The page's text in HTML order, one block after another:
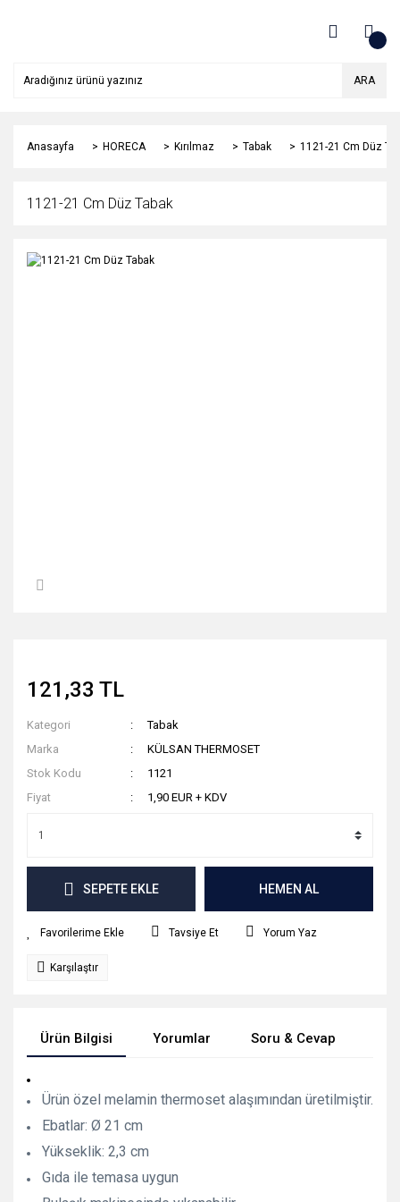
ARA
Anasayfa HORECA Kırılmaz Tabak 1121-21 Cm Düz
1121-21 Cm Düz Tabak
121,33 TL
Kategori
Tabak
Marka
KÜLSAN THERMOSET
Stok Kodu
1121
Fiyat
1,90 EUR + KDV
SEPETE EKLE HEMEN AL
Tavsiye Et Yorum Yaz
Karşılaştır
Ürün Bilgisi Yorumlar Soru & Cevap
Ürün özel melamin thermoset alaşımından üretilmiştir.
Ebatlar: Ø 21 cm
Yükseklik: 2,3 cm
Gıda ile temasa uygun